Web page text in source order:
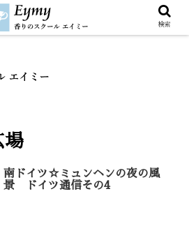
場
南ドイツ☆ミュンヘンの夜の風
景 ドイツ通信その4
検索